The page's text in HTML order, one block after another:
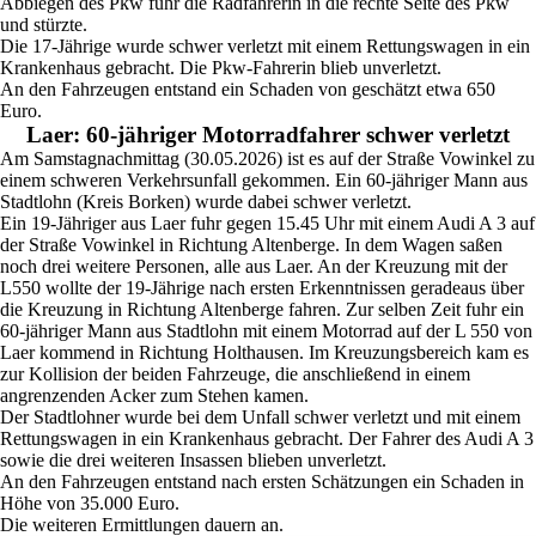
und stürzte.
Die 17-Jährige wurde schwer verletzt mit einem Rettungswagen in ein
Krankenhaus gebracht. Die Pkw-Fahrerin blieb unverletzt.
An den Fahrzeugen entstand ein Schaden von geschätzt etwa 650
Euro.
Laer: 60-jähriger Motorradfahrer schwer verletzt
Am Samstagnachmittag (30.05.2026) ist es auf der Straße Vowinkel zu
einem schweren Verkehrsunfall gekommen. Ein 60-jähriger Mann aus
Stadtlohn (Kreis Borken) wurde dabei schwer verletzt.
Ein 19-Jähriger aus Laer fuhr gegen 15.45 Uhr mit einem Audi A 3 auf
der Straße Vowinkel in Richtung Altenberge. In dem Wagen saßen
noch drei weitere Personen, alle aus Laer. An der Kreuzung mit der
L550 wollte der 19-Jährige nach ersten Erkenntnissen geradeaus über
die Kreuzung in Richtung Altenberge fahren. Zur selben Zeit fuhr ein
60-jähriger Mann aus Stadtlohn mit einem Motorrad auf der L 550 von
Laer kommend in Richtung Holthausen. Im Kreuzungsbereich kam es
zur Kollision der beiden Fahrzeuge, die anschließend in einem
angrenzenden Acker zum Stehen kamen.
Der Stadtlohner wurde bei dem Unfall schwer verletzt und mit einem
Rettungswagen in ein Krankenhaus gebracht. Der Fahrer des Audi A 3
sowie die drei weiteren Insassen blieben unverletzt.
An den Fahrzeugen entstand nach ersten Schätzungen ein Schaden in
Höhe von 35.000 Euro.
Die weiteren Ermittlungen dauern an.